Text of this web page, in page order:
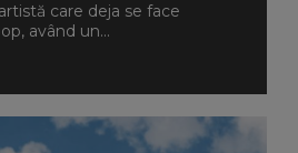
care deja se face
având un...